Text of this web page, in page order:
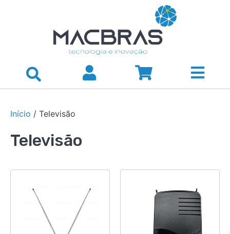
Início / Televisão
Televisão